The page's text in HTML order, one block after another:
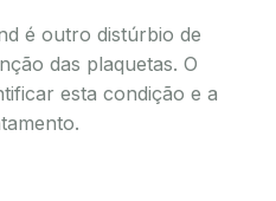
é outro distúrbio de
das plaquetas. O
esta condição e a